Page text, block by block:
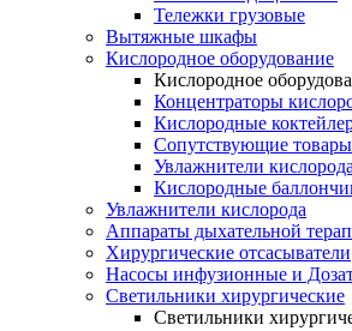
Тележки грузовые
Вытяжные шкафы
Кислородное оборудование
Кислородное
Концентраторы
Кислородные
Сопутствующие товары
Увлажнители кислорода
Кислородные
Увлажнители кислорода
Аппараты дыхательной
Хирургические отсасыватели
Насосы инфузионные и
Светильники хирургические
Светильники